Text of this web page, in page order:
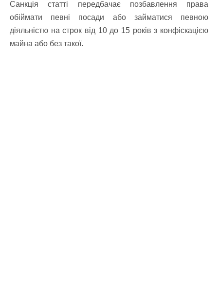
Санкція статті передбачає позбавлення права
обіймати певні посади або займатися певною
діяльністю на строк від 10 до 15 років з конфіскацією
майна або без такої.